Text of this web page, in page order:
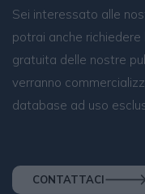
Sei interessato alle
potrai anche richiedere
gratuita delle nostre
verranno
database ad uso
CONTATTACI